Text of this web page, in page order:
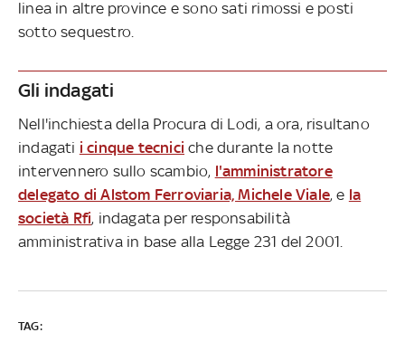
linea in altre province e sono sati rimossi e posti
sotto sequestro.
Gli indagati
Nell'inchiesta della Procura di Lodi, a ora, risultano
indagati i cinque tecnici che durante la notte
intervennero sullo scambio, l'amministratore
delegato di Alstom Ferroviaria, Michele Viale, e la
società Rfi, indagata per responsabilità
amministrativa in base alla Legge 231 del 2001.
TAG: